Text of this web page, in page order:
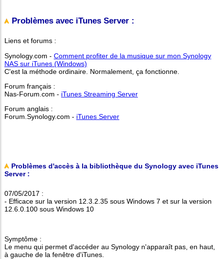
Problèmes avec iTunes Server :
Liens et forums :
Synology.com - Comment profiter de la musique sur mon Synology
NAS sur iTunes (Windows)
C'est la méthode ordinaire. Normalement, ça fonctionne.
Forum français :
Nas-Forum.com - iTunes Streaming Server
Forum anglais :
Forum.Synology.com - iTunes Server
Problèmes d'accès à la bibliothèque du Synology avec iTunes
Server :
07/05/2017 :
- Efficace sur la version 12.3.2.35 sous Windows 7 et sur la version
12.6.0.100 sous Windows 10
Symptôme :
Le menu qui permet d'accéder au Synology n'apparaît pas, en haut,
à gauche de la fenêtre d'iTunes.